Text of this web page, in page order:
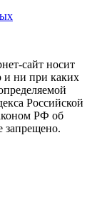
сайт носит
и ни при каких
Российской
РФ об
запрещено.